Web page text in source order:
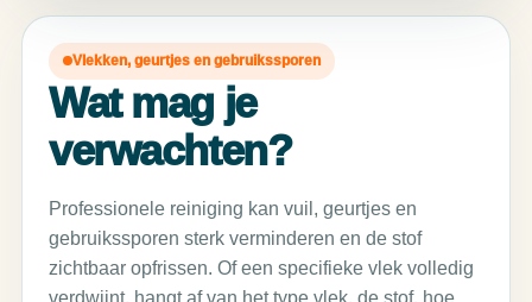
Vlekken, geurtjes en gebruikssporen
Wat mag je
verwachten?
Professionele reiniging kan vuil, geurtjes en
gebruikssporen sterk verminderen en de stof
zichtbaar opfrissen. Of een specifieke vlek volledig
verdwijnt, hangt af van het type vlek, de stof, hoe